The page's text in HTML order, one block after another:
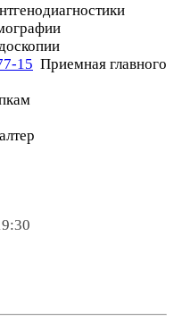
15 Приемная главного